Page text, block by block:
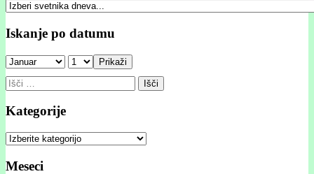
Iskanje po datumu
Prikaži
Išči:
Kategorije
Kategorije
Meseci